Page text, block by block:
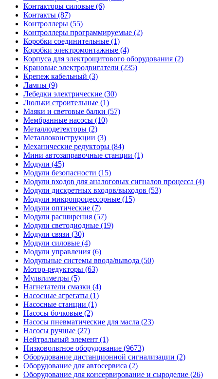
Контакторы силовые (6)
Контакты (87)
Контроллеры (55)
Контроллеры программируемые (2)
Коробки соединительные (1)
Коробки электромонтажные (4)
Корпуса для электрощитового оборудования (2)
Крановые электродвигатели (235)
Крепеж кабельный (3)
Лампы (9)
Лебедки электрические (30)
Люльки строительные (1)
Маяки и световые балки (57)
Мембранные насосы (10)
Металлодетекторы (2)
Металлоконструкции (3)
Механические редукторы (84)
Мини автозаправочные станции (1)
Модули (45)
Модули безопасности (15)
Модули входов для аналоговых сигналов процесса (4)
Модули дискретных входов/выходов (53)
Модули микропроцессорные (15)
Модули оптические (7)
Модули расширения (57)
Модули светодиодные (19)
Модули связи (30)
Модули силовые (4)
Модули управления (6)
Модульные системы ввода/вывода (50)
Мотор-редукторы (63)
Мультиметры (5)
Нагнетатели смазки (4)
Насосные агрегаты (1)
Насосные станции (1)
Насосы бочковые (2)
Насосы пневматические для масла (23)
Насосы ручные (27)
Нейтральный элемент (1)
Низковольтное оборудование (9673)
Оборудование дистанционной сигнализации (2)
Оборудование для автосервиса (2)
Оборудование для консервирование и сыроделие (26)